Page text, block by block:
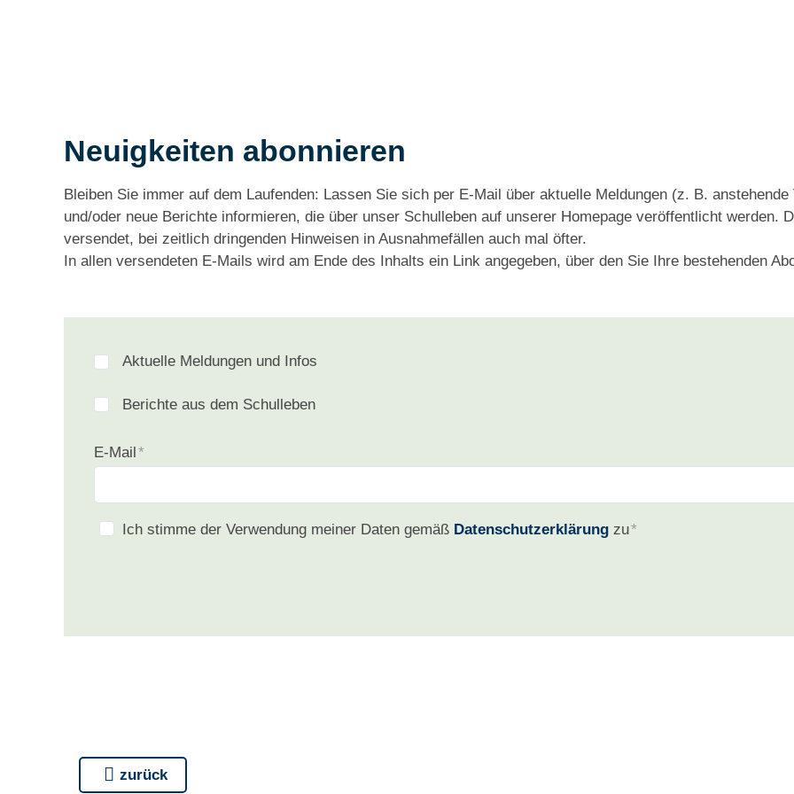
Neuigkeiten abonnieren
Bleiben Sie immer auf dem Laufenden: Lassen Sie sich per E-Mail über aktuelle Meldungen (z. B.
und/oder neue Berichte informieren, die über unser Schulleben auf unserer Homepage veröffentlicht werden.
versendet, bei zeitlich dringenden Hinweisen in Ausnahmefällen auch mal öfter.
In allen versendeten E-Mails wird am Ende des Inhalts ein Link angegeben, über den Sie Ihre bestehenden
Aktuelle Meldungen und Infos
Berichte aus dem Schulleben
E-Mail *
Ich stimme der Verwendung meiner Daten gemäß Datenschutzerklärungzu*
zurück